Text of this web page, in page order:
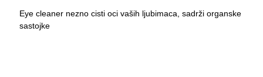
Eye cleaner nezno cisti oci vaših ljubimaca, sadrži organske
sastojke